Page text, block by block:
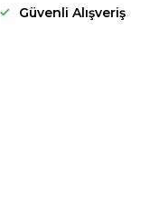
Güvenli Alışveriş